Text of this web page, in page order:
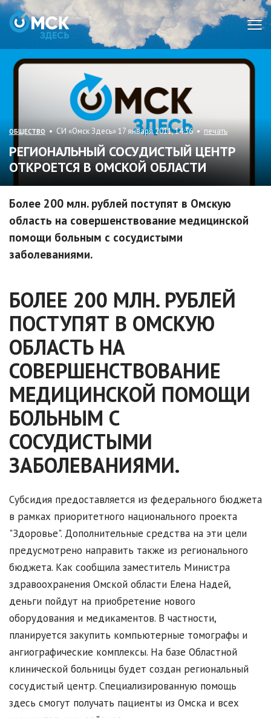
ОБЩЕСТВО • СИ «Омск Здесь» 17 января 2011, 14:36 • печать
РЕГИОНАЛЬНЫЙ СОСУДИСТЫЙ ЦЕНТР
ОТКРОЕТСЯ В ОМСКОЙ ОБЛАСТИ
Более 200 млн. рублей поступят в Омскую
область на совершенствование медицинской
помощи больным с сосудистыми
заболеваниями.
БОЛЕЕ 200 МЛН. РУБЛЕЙ
ПОСТУПЯТ В ОМСКУЮ
ОБЛАСТЬ НА
СОВЕРШЕНСТВОВАНИЕ
МЕДИЦИНСКОЙ ПОМОЩИ
БОЛЬНЫМ С
СОСУДИСТЫМИ
ЗАБОЛЕВАНИЯМИ.
Субсидия предоставляется из федерального бюджета
в рамках приоритетного национального проекта
"Здоровье". Дополнительные средства на эти цели
предусмотрено направить также из регионального
бюджета. Как сообщила заместитель Министра
здравоохранения Омской области Елена Надей,
деньги пойдут на приобретение нового
оборудования и медикаментов. В частности,
планируется закупить компьютерные томографы и
ангиографические комплексы. На базе Областной
клинической больницы будет создан региональный
сосудистый центр. Специализированную помощь
здесь смогут получать пациенты из Омска и всех